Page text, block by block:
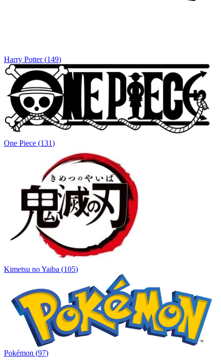
Harry Potter (149)
One Piece (131)
Kimetsu no Yaiba (105)
Pokémon (97)